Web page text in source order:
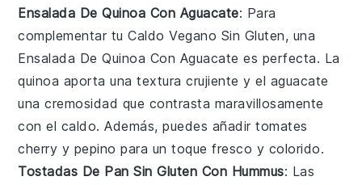
Ensalada De Quinoa Con Aguacate: Para
complementar tuCaldo Vegano Sin Gluten, una
Ensalada De Quinoa Con Aguacate es perfecta. La
quinoa aporta una textura crujiente y el aguacate
una cremosidad que contrasta maravillosamente
con el caldo. Además, puedes añadirtomates
cherry y pepino para un toque fresco y colorido.
Tostadas De Pan Sin Gluten Con Hummus: Las